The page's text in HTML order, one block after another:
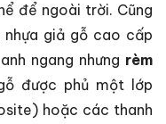
để ngoài trời. Cũng
nhựa giả gỗ cao cấp
ngang nhưng rèm
được phủ một lớp
hoặc các thanh